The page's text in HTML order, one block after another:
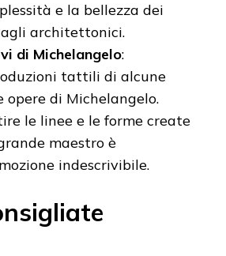
e la bellezza dei
architettonici.
di Michelangelo:
tattili di alcune
opere di Michelangelo.
le linee e le forme create
maestro è
indescrivibile.